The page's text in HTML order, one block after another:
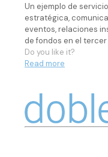
Un ejemplo de
estratégica,
eventos, relaciones
de fondos en el tercer
Do you like it?
Read more